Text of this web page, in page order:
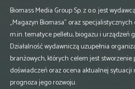
Biomass Media Group Sp. z o.o. jest
„Magazyn Biomasa” oraz
m.in. tematyce pelletu, biogazu i urządzeń
Działalność wydawniczą uzupełnia
branżowych, których celem jest
doświadczeń oraz ocena aktualnej sytuacji
prognoza jego rozwoju.